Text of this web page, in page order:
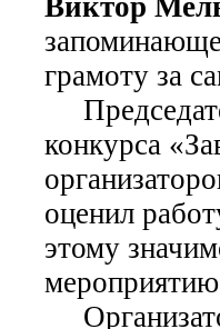
грамоту за
конкурса
оценил
этому